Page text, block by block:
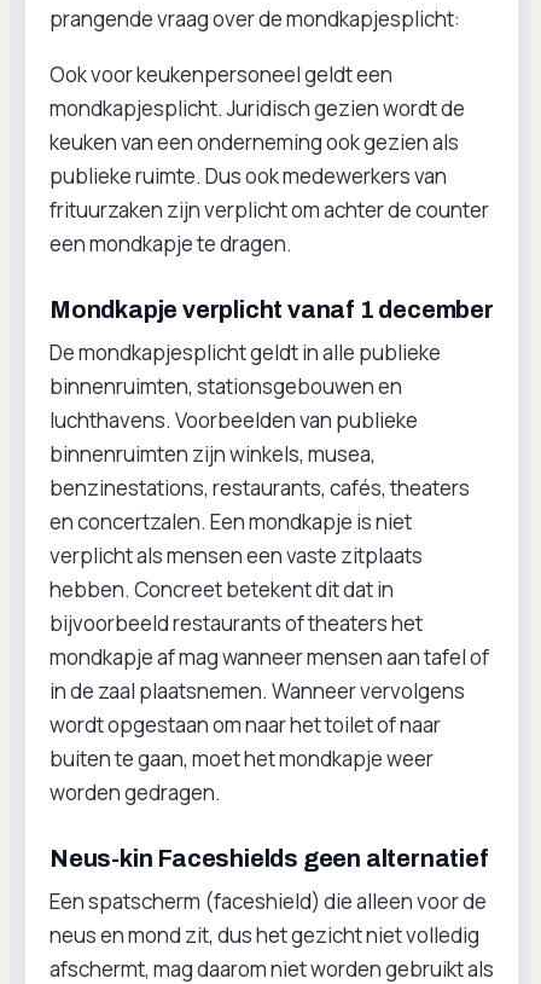
prangende vraag over de mondkapjesplicht:
Ook voor keukenpersoneel geldt een
mondkapjesplicht. Juridisch gezien wordt de
keuken van een onderneming ook gezien als
publieke ruimte. Dus ook medewerkers van
frituurzaken zijn verplicht om achter de counter
een mondkapje te dragen.
Mondkapje verplicht vanaf 1 december
De mondkapjesplicht geldt in alle publieke
binnenruimten, stationsgebouwen en
luchthavens. Voorbeelden van publieke
binnenruimten zijn winkels, musea,
benzinestations, restaurants, cafés, theaters
en concertzalen. Een mondkapje is niet
verplicht als mensen een vaste zitplaats
hebben. Concreet betekent dit dat in
bijvoorbeeld restaurants of theaters het
mondkapje af mag wanneer mensen aan tafel of
in de zaal plaatsnemen. Wanneer vervolgens
wordt opgestaan om naar het toilet of naar
buiten te gaan, moet het mondkapje weer
worden gedragen.
Neus-kin Faceshields geen alternatief
Een spatscherm (faceshield) die alleen voor de
neus en mond zit, dus het gezicht niet volledig
afschermt, mag daarom niet worden gebruikt als